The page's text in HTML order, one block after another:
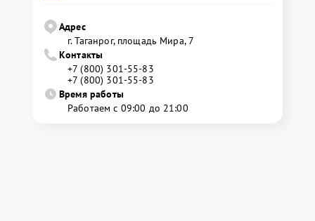
Адрес
г. Таганрог, площадь Мира, 7
Контакты
+7 (800) 301-55-83
+7 (800) 301-55-83
Время работы
Работаем с 09:00 до 21:00